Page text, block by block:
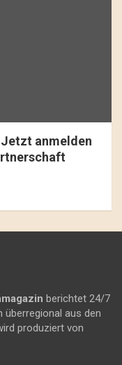
anmelden
berichtet 24/7
überregional aus den
produziert von